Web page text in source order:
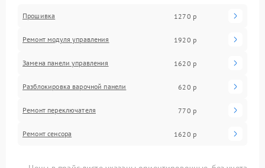
Прошивка 1270 р
Ремонт модуля управления 1920 р
Замена панели управления 1620 р
Разблокировка варочной панели 620 р
Ремонт переключателя 770 р
Ремонт сенсора 1620 р